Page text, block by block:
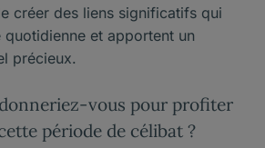
créer des liens significatifs qui
quotidienne et apportent un
précieux.
vous pour profiter
période de célibat ?